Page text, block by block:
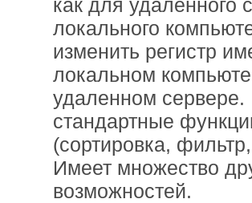
как для удаленного
локального
изменить регистр
локальном
удаленном
стандартные
(сортировка,
Имеет множество
возможностей.